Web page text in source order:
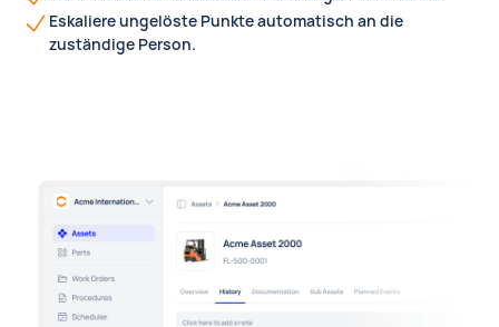
Eskaliere ungelöste Punkte automatisch an die
zuständige Person.